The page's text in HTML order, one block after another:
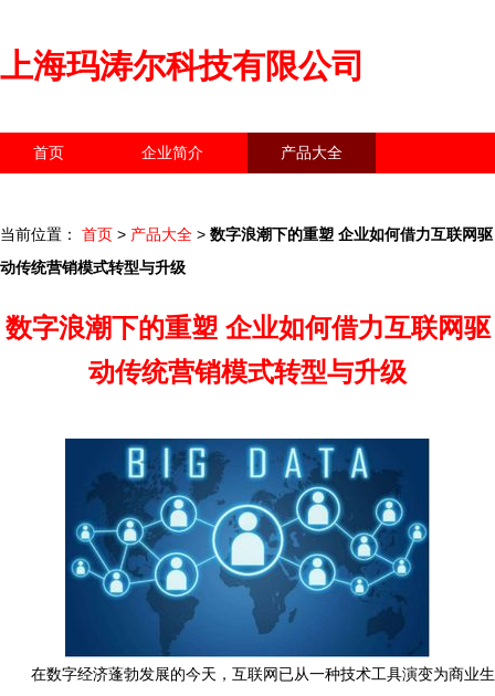
上海玛涛尔科技有限公司
首页 企业简介 产品大全
当前位置： 首页 > 产品大全 > 数字浪潮下的重塑 企业如何借力互联网驱
动传统营销模式转型与升级
数字浪潮下的重塑 企业如何借力互联网驱
动传统营销模式转型与升级
在数字经济蓬勃发展的今天，互联网已从一种技术工具演变为商业生